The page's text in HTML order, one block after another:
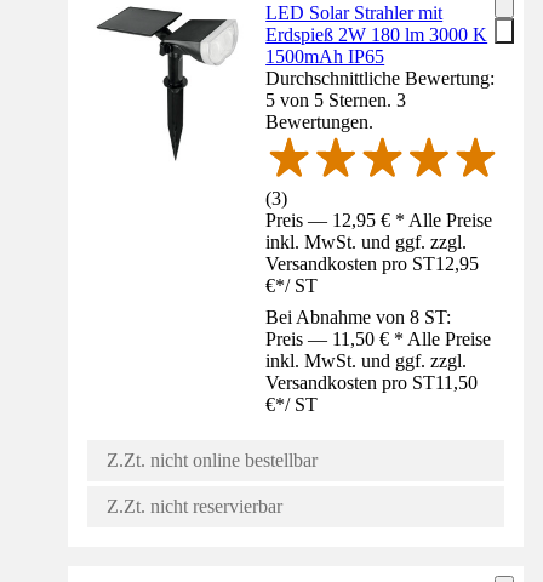
LED Solar Strahler mit
Erdspieß 2W 180 lm 3000 K
1500mAh IP65
Durchschnittliche Bewertung:
5 von 5 Sternen. 3
Bewertungen.
(3)
Preis — 12,95 € * Alle Preise
inkl. MwSt. und ggf. zzgl.
Versandkosten pro ST12,95
€*/ ST
Bei Abnahme von 8 ST:
Preis — 11,50 € * Alle Preise
inkl. MwSt. und ggf. zzgl.
Versandkosten pro ST11,50
€*/ ST
Z.Zt. nicht online bestellbar
Z.Zt. nicht reservierbar